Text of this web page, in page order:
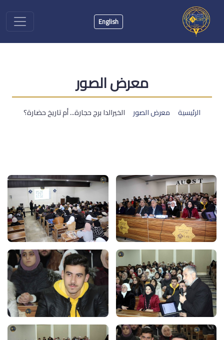
English
معرض الصور
الرئيسية معرض الصور الخيرالدا برج حجارة... أم تاريخ حضارة؟